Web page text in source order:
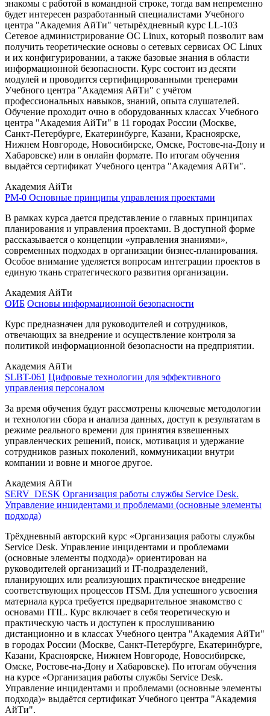
знакомы с работой в командной строке, тогда вам непременно
будет интересен разработанный специалистами Учебного
центра "Академия АйТи" четырёхдневный курс LL-103
Сетевое администрирование ОС Linux, который позволит вам
получить теоретические основы о сетевых сервисах ОС Linux
и их конфигурировании, а также базовые знания в области
информационной безопасности. Курс состоит из десяти
модулей и проводится сертифицированными тренерами
Учебного центра "Академия АйТи" с учётом
профессиональных навыков, знаний, опыта слушателей.
Обучение проходит очно в оборудованных классах Учебного
центра "Академия АйТи" в 11 городах России (Москве,
Санкт-Петербурге, Екатеринбурге, Казани, Красноярске,
Нижнем Новгороде, Новосибирске, Омске, Ростове-на-Дону и
Хабаровске) или в онлайн формате. По итогам обучения
выдаётся сертификат Учебного центра "Академия АйТи".
Академия АйТи
PM-0 Основные принципы управления проектами
В рамках курса дается представление о главных принципах
планирования и управления проектами. В доступной форме
рассказывается о концепции «управления знаниями»,
современных подходах в организации бизнес-планирования.
Особое внимание уделяется вопросам интеграции проектов в
единую ткань стратегического развития организации.
Академия АйТи
ОИБ Основы информационной безопасности
Курс предназначен для руководителей и сотрудников,
отвечающих за внедрение и осуществление контроля за
политикой информационной безопасности на предприятии.
Академия АйТи
SLBT-061 Цифровые технологии для эффективного
управления персоналом
За время обучения будут рассмотрены ключевые методологии
и технологии сбора и анализа данных, доступ к результатам в
режиме реального времени для принятия взвешенных
управленческих решений, поиск, мотивация и удержание
сотрудников разных поколений, коммуникации внутри
компании и вовне и многое другое.
Академия АйТи
SERV_DESK Организация работы службы Service Desk.
Управление инцидентами и проблемами (основные элементы
подхода)
Трёхдневный авторский курс «Организация работы службы
Service Desk. Управление инцидентами и проблемами
(основные элементы подхода)» ориентирован на
руководителей организаций и IT-подразделений,
планирующих или реализующих практическое внедрение
соответствующих процессов ITSM. Для успешного усвоения
материала курса требуется предварительное знакомство с
основами ITIL. Курс включает в себя теоретическую и
практическую часть и доступен к прослушиванию
дистанционно и в классах Учебного центра "Академия АйТи"
в городах России (Москве, Санкт-Петербурге, Екатеринбурге,
Казани, Красноярске, Нижнем Новгороде, Новосибирске,
Омске, Ростове-на-Дону и Хабаровске). По итогам обучения
на курсе «Организация работы службы Service Desk.
Управление инцидентами и проблемами (основные элементы
подхода)» выдаётся сертификат Учебного центра "Академия
АйТи".